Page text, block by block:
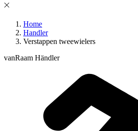
Home
Handler
Verstappen tweewielers
vanRaam Händler